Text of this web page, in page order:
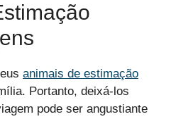
animais de estimação
Portanto, deixá-los
pode ser angustiante